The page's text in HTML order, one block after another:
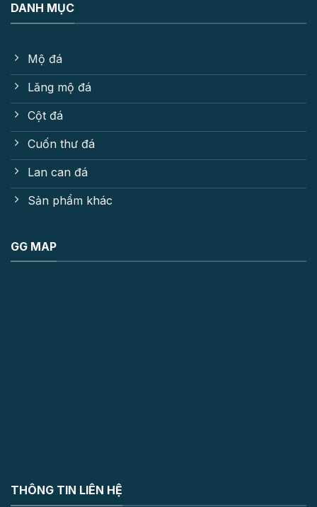
DANH MỤC
Mộ đá
Lăng mộ đá
Cột đá
Cuốn thư đá
Lan can đá
Sản phẩm khác
GG MAP
THÔNG TIN LIÊN HỆ